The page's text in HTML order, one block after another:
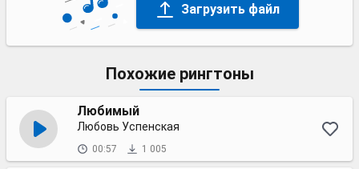
Загрузить файл
Похожие рингтоны
Любимый
Любовь Успенская
00:57 1 005